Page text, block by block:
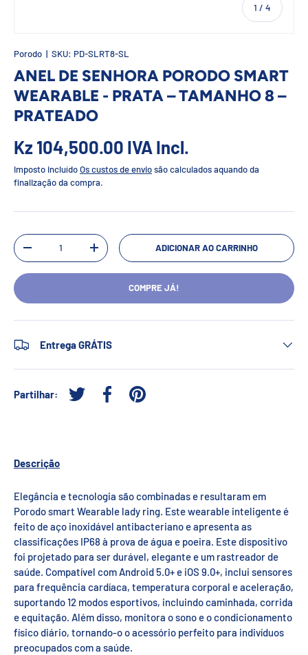
1 / de
4
Porodo | SKU: PD-SLRT8-SL
ANEL DE SENHORA PORODO SMART
WEARABLE - PRATA – TAMANHO 8 –
PRATEADO
Kz 104,500.00 IVA Incl.
Imposto incluídoOs custos de enviosão calculados aquando da
finalização da compra.
Qtd.
-
+ ADICIONAR AO CARRINHO
COMPRE JÁ!
Entrega GRÁTIS
Partilhar:
Tweetar no Twitter
Partilhar no Facebook
Afixar no Pinterest
Descrição
Elegância e tecnologia são combinadas e resultaram em
Porodo smart Wearable lady ring. Este wearable inteligente é
feito de aço inoxidável antibacteriano e apresenta as
classificações IP68 à prova de água e poeira. Este dispositivo
foi projetado para ser durável, elegante e um rastreador de
saúde. Compatível com Android 5.0+ e iOS 9.0+, inclui sensores
para frequência cardíaca, temperatura corporal e aceleração,
suportando 12 modos esportivos, incluindo caminhada, corrida
e equitação. Além disso, monitora o sono e o condicionamento
físico diário, tornando-o o acessório perfeito para indivíduos
preocupados com a saúde.